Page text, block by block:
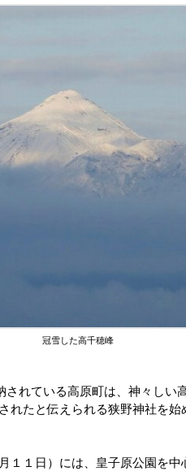
冠雪した高千穂峰
されている高原町は、神々しい
たと伝えられる狭野神社を始
１１日）には、皇子原公園を中